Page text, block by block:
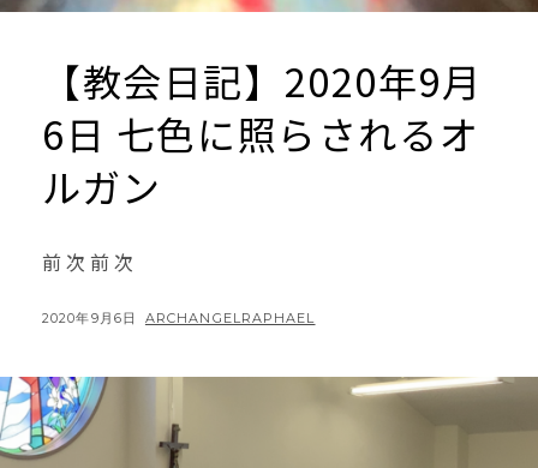
【教会日記】2020年9月
6日 七色に照らされるオ
ルガン
前 次 前 次
POSTED
2020年9月6日 BY
ARCHANGELRAPHAEL